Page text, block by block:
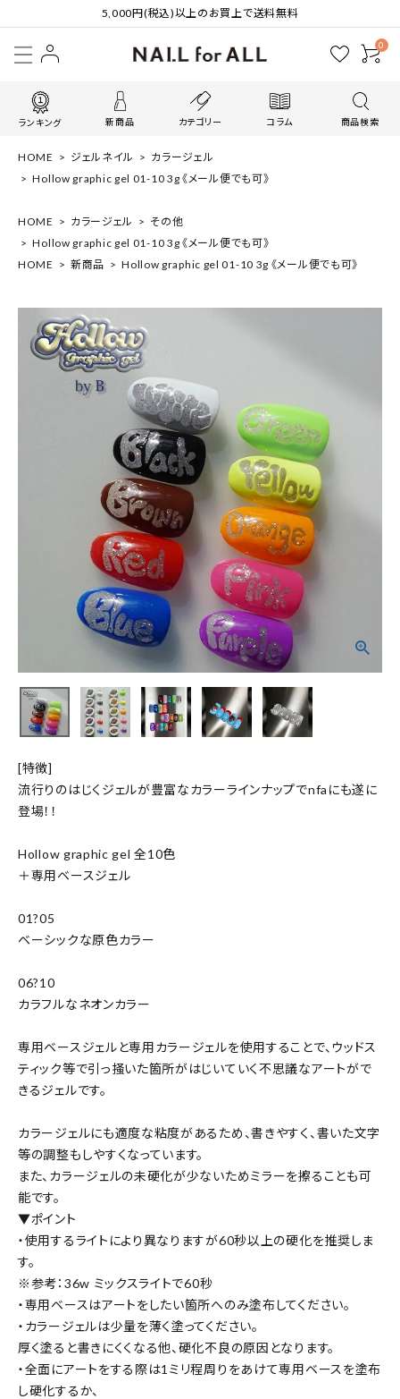
5,000円(税込)以上のお買上で送料無料
0
ランキング 新商品 カテゴリー コラム 商品検索
HOME ジェルネイル
カラージェル
Hollow graphic gel 01-10 3g 《メール便でも可》
HOME カラージェル
その他
Hollow graphic gel 01-10 3g 《メール便でも可》
HOME
新商品 Hollow graphic gel 01-10 3g 《メール便でも可》
[特徴]
流行りのはじくジェルが豊富なカラーラインナップでnfaにも遂に
登場！！
Hollow graphic gel 全10色
＋専用ベースジェル
01?05
ベーシックな原色カラー
06?10
カラフルなネオンカラー
専用ベースジェルと専用カラージェルを使用することで、ウッドス
ティック等で引っ掻いた箇所がはじいていく不思議なアートがで
きるジェルです。
カラージェルにも適度な粘度があるため、書きやすく、書いた文字
等の調整もしやすくなっています。
また、カラージェルの未硬化が少ないためミラーを擦ることも可
能です。
▼ポイント
・使用するライトにより異なりますが60秒以上の硬化を推奨しま
す。
※参考：36w ミックスライトで60秒
・専用ベースはアートをしたい箇所へのみ塗布してください。
・カラージェルは少量を薄く塗ってください。
厚く塗ると書きにくくなる他、硬化不良の原因となります。
・全面にアートをする際は1ミリ程周りをあけて専用ベースを塗布
し硬化するか、